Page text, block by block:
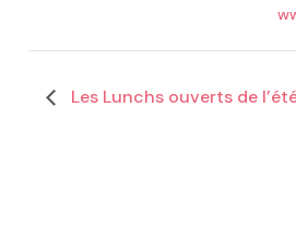
Les Lunchs ouverts de